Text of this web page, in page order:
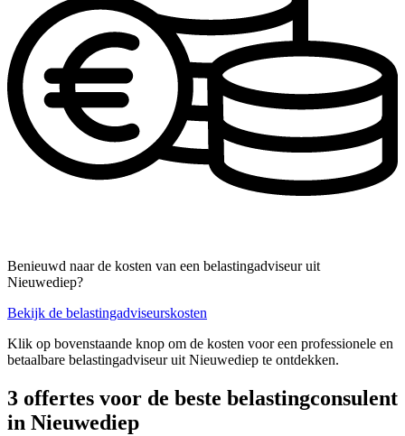
Benieuwd naar de kosten van een belastingadviseur uit
Nieuwediep?
Bekijk de belastingadviseurskosten
Klik op bovenstaande knop om de kosten voor een professionele en
betaalbare belastingadviseur uit Nieuwediep te ontdekken.
3 offertes voor de beste belastingconsulent
in Nieuwediep